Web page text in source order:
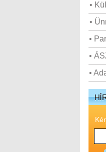
•
•
•
•
•